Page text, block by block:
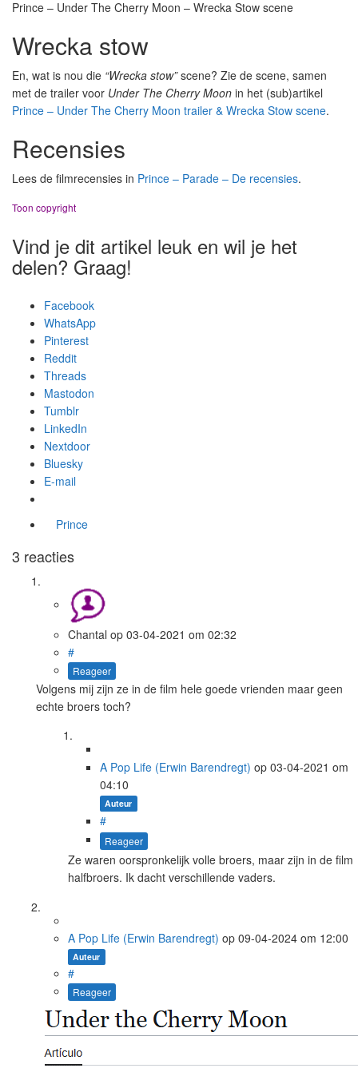
Prince – Under The Cherry Moon – Wrecka Stow scene
Wrecka stow
En, wat is nou die “Wrecka stow”scene? Zie de scene, samen
met de trailer voor Under The Cherry Moon in het (sub)artikel
Prince – Under The Cherry Moon trailer & Wrecka Stow scene.
Recensies
Lees de filmrecensies in Prince – Parade – De recensies.
Toon copyright
Vind je dit artikel leuk en wil je het
delen? Graag!
Facebook
WhatsApp
Pinterest
Reddit
Threads
Mastodon
Tumblr
LinkedIn
Nextdoor
Bluesky
E-mail
Prince
3 reacties
Chantal op 03-04-2021 om 02:32
#
Reageer
Volgens mij zijn ze in de film hele goede vrienden maar geen
echte broers toch?
A Pop Life (Erwin Barendregt) op 03-04-2021 om
04:10
Auteur
#
Reageer
Ze waren oorspronkelijk volle broers, maar zijn in de film
halfbroers. Ik dacht verschillende vaders.
A Pop Life (Erwin Barendregt) op 09-04-2024 om 12:00
Auteur
#
Reageer